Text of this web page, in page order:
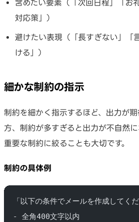
含めたい要素（「次回日程」「お
対応策」）
避けたい表現（「長すぎない」「
ける」）
細かな制約の指示
制約を細かく指示するほど、出力が
方、制約が多すぎると出力が不自然に
重要な制約に絞ることも大切です。
制約の具体例
「以下の条件でメールを作成してくだ
- 全角400文字以内